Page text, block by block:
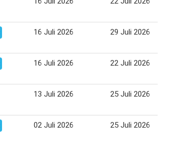
16 Juli 2026 29 Juli 2026
16 Juli 2026 22 Juli 2026
13 Juli 2026 25 Juli 2026
02 Juli 2026 25 Juli 2026